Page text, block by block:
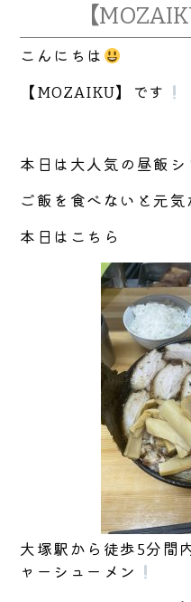
【
こんにちは
【MOZAIKU】です
本日は大人気の昼飯シ
ご飯を食べないと元気
本日はこちら
大塚駅から徒歩5分間
ャーシューメン